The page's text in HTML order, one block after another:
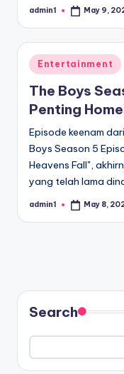
Posted
admin1 May 9,
Posted
in
Entertainment
The Boys
Penting
Episode keenam
Boys Season 5
Heavens Fall",
yang telah lama
Posted
admin1 May 8,
Search